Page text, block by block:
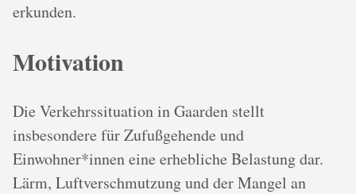
erkunden.
Motivation
Die Verkehrssituation in Gaarden stellt
insbesondere für Zufußgehende und
Einwohner*innen eine erhebliche Belastung dar.
Lärm, Luftverschmutzung und der Mangel an